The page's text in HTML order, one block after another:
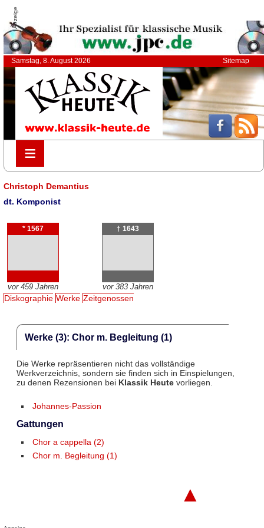
Anzeige
Samstag, 8. August 2026 Sitemap
≡
≡
Christoph Demantius
dt. Komponist
* 1567
vor 459 Jahren
† 1643
vor 383 Jahren
Diskographie Werke Zeitgenossen
Werke (3): Chor m. Begleitung (1)
Die Werke repräsentieren nicht das vollständige
Werkverzeichnis, sondern sie finden sich in Einspielungen,
zu denen Rezensionen bei Klassik Heutevorliegen.
Johannes-Passion
Gattungen
Chor a cappella (2)
Chor m. Begleitung (1)
▲